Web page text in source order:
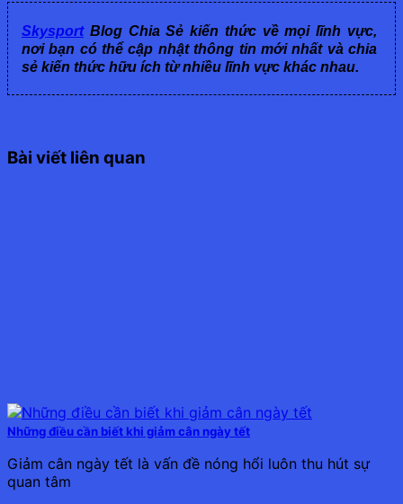
SkysportBlog Chia Sẻ kiến thức về mọi lĩnh vực,
nơi bạn có thể cập nhật thông tin mới nhất và chia
sẻ kiến thức hữu ích từ nhiều lĩnh vực khác nhau.
Bài viết liên quan
Những điều cần biết khi giảm cân ngày tết
Giảm cân ngày tết là vấn đề nóng hổi luôn thu hút sự
quan tâm